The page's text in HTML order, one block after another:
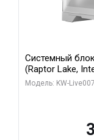
Системный
(Raptor Lake,
модуля)/
Модель: KW-